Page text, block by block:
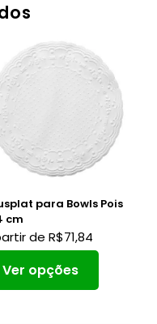
para Bowls Pois
cm
de R$71,84
Ver opções